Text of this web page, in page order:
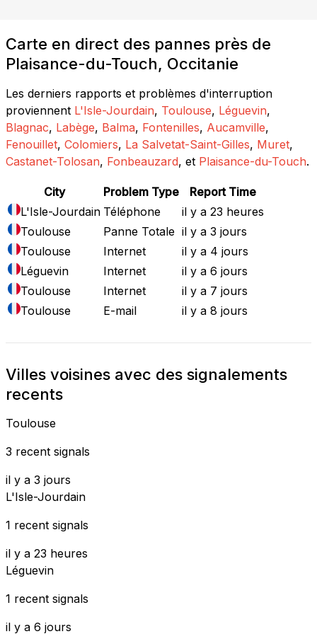
Carte en direct des pannes près de
Plaisance-du-Touch, Occitanie
Les derniers rapports et problèmes d'interruption
proviennent L'Isle-Jourdain, Toulouse, Léguevin,
Blagnac, Labège, Balma, Fontenilles, Aucamville,
Fenouillet, Colomiers, La Salvetat-Saint-Gilles, Muret,
Castanet-Tolosan, Fonbeauzard, et Plaisance-du-Touch.
City Problem Type
Report Time
L'Isle-Jourdain Téléphone
il y a 23 heures
Toulouse
Panne Totale il y a 3 jours
Toulouse
Internet
il y a 4 jours
Léguevin
Internet
il y a 6 jours
Toulouse
Internet
il y a 7 jours
Toulouse
E-mail il y a 8 jours
Villes voisines avec des signalements
recents
Toulouse
3 recent signals
il y a 3 jours
L'Isle-Jourdain
1 recent signals
il y a 23 heures
Léguevin
1 recent signals
il y a 6 jours